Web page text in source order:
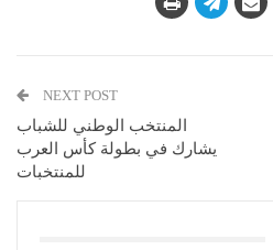
NEXT POST
المنتخب الوطني للشباب
يشارك في بطولة كأس العرب
للمنتخبات